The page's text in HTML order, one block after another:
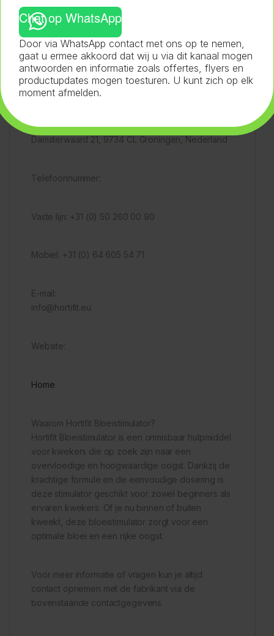
P102: Buiten bereik van kinderen houden.
P280: Draag beschermende handschoenen,
beschermende kleding, veiligheidsbril en/of
gezichtsmasker dragen.
Adres:
Damsterwaard 21, 9734 CL Groningen, Nederland
Telefoonnummer:
Vaste lijn: +31 (0) 50 260 00 90
Mobiel: +31 (0) 64 605 54 71
E-mail:
info@hortifit.eu
Website:
Home
Waarom Hortifit Bloeistimulator?
Hortifit Bloeistimulator is een onmisbaar hulpmiddel
voor kwekers die op zoek zijn naar een
overvloedige en hoogwaardige oogst. Dankzij de
krachtige formule en de eenvoudige dosering is
deze stimulator geschikt voor zowel beginners als
ervaren kwekers. Of je nu binnen of buiten
kweekt, deze bloeistimulator zorgt voor een
optimale bloei en een rijke oogst.
Voor meer informatie of vragen kun je altijd
contact opnemen met de fabrikant via de
bovenstaande contactgegevens.
Chat op WhatsApp
Door via WhatsApp contact met ons op te nemen,
gaat u ermee akkoord dat wij u via dit kanaal mogen
antwoorden en informatie zoals offertes, flyers en
productupdates mogen toesturen. U kunt zich op elk
moment afmelden.